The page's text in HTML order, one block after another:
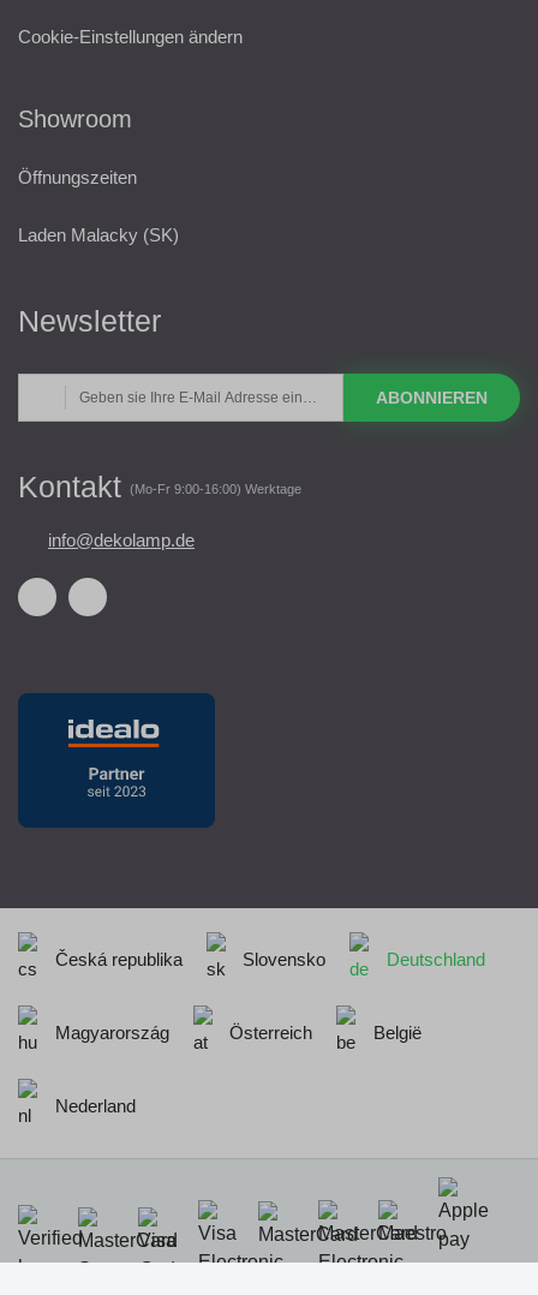
Cookie-Einstellungen ändern
Showroom
Öffnungszeiten
Laden Malacky (SK)
Newsletter
ABONNIEREN
Kontakt (Mo-Fr 9:00-16:00) Werktage
info@dekolamp.de
Česká republika Slovensko Deutschland
Magyarország Österreich België
Nederland